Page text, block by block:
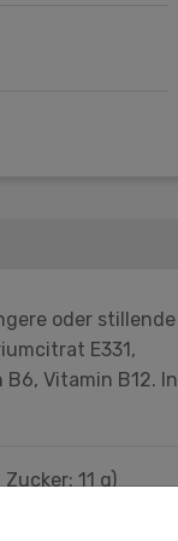
oder stillende
E331,
Vitamin B12. In
11 g)